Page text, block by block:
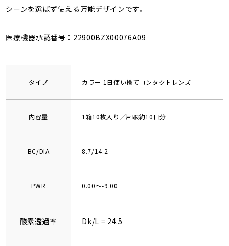
シーンを選ばず使える万能デザインです。
医療機器承認番号：22900BZX00076A09
タイプ カラー 1日使い捨てコンタクトレンズ
内容量 1箱10枚入り／片眼約10日分
BC/DIA 8.7/14.2
PWR 0.00～-9.00
酸素透過率 Dk/L = 24.5